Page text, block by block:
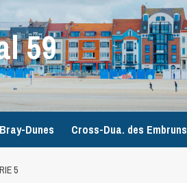
59
Dunes Cross-Dua. des Embruns
5